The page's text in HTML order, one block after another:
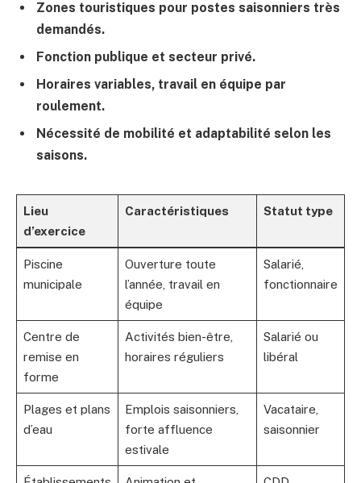
Zones touristiques pour postes saisonniers très
demandés.
Fonction publique et secteur privé.
Horaires variables, travail en équipe par
roulement.
Nécessité de mobilité et adaptabilité selon les
saisons.
Lieu
d’exercice
Caractéristiques Statut type
Piscine
municipale
Ouverture toute
l’année, travail en
équipe
Salarié,
fonctionnaire
Centre de
remise en
forme
Activités bien-être,
horaires réguliers
Salarié ou
libéral
Plages et plans
d’eau
Emplois saisonniers,
forte affluence
estivale
Vacataire,
saisonnier